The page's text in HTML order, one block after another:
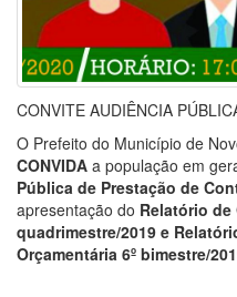
CONVITE AUDIÊNCIA
O Prefeito do Município de
CONVIDA a população em
Pública de Prestação de
apresentação do Relatório de
quadrimestre/2019 e
Orçamentária 6º bimestre/